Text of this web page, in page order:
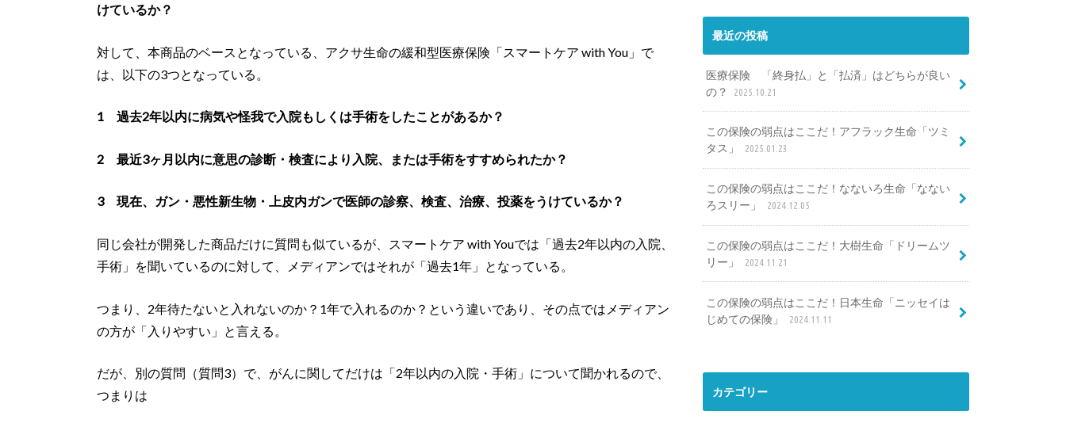
けているか？
対して、本商品のベースとなっている、アクサ生命の緩和型医療保険「スマートケア with You」で
は、以下の3つとなっている。
1 過去2年以内に病気や怪我で入院もしくは手術をしたことがあるか？
2 最近3ヶ月以内に意思の診断・検査により入院、または手術をすすめられたか？
3 現在、ガン・悪性新生物・上皮内ガンで医師の診察、検査、治療、投薬をうけているか？
同じ会社が開発した商品だけに質問も似ているが、スマートケア with Youでは「過去2年以内の入院、
手術」を聞いているのに対して、メディアンではそれが「過去1年」となっている。
つまり、2年待たないと入れないのか？1年で入れるのか？という違いであり、その点ではメディアン
の方が「入りやすい」と言える。
だが、別の質問（質問3）で、がんに関してだけは「2年以内の入院・手術」について聞かれるので、
つまりは
最近の投稿
医療保険 「終身払」と「払済」はどちらが良い
の？
2025.10.21
この保険の弱点はここだ！アフラック生命「ツミ
タス」
2025.01.23
この保険の弱点はここだ！なないろ生命「なない
ろスリー」
2024.12.05
この保険の弱点はここだ！大樹生命「ドリームツ
リー」
2024.11.21
この保険の弱点はここだ！日本生命「ニッセイは
じめての保険」
2024.11.11
カテゴリー